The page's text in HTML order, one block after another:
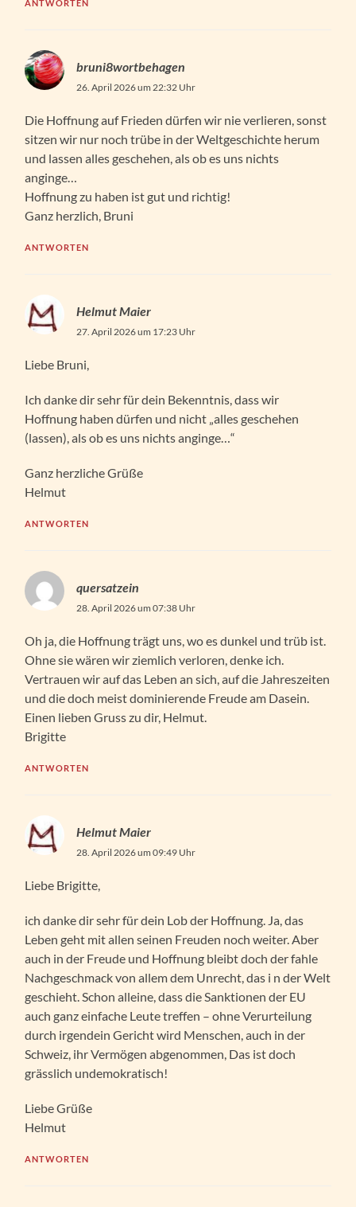
ANTWORTEN
bruni8wortbehagen
26. April 2026 um 22:32 Uhr
Die Hoffnung auf Frieden dürfen wir nie verlieren, sonst
sitzen wir nur noch trübe in der Weltgeschichte herum
und lassen alles geschehen, als ob es uns nichts
anginge…
Hoffnung zu haben ist gut und richtig!
Ganz herzlich, Bruni
ANTWORTEN
Helmut Maier
27. April 2026 um 17:23 Uhr
Liebe Bruni,
Ich danke dir sehr für dein Bekenntnis, dass wir
Hoffnung haben dürfen und nicht „alles geschehen
(lassen), als ob es uns nichts anginge…“
Ganz herzliche Grüße
Helmut
ANTWORTEN
quersatzein
28. April 2026 um 07:38 Uhr
Oh ja, die Hoffnung trägt uns, wo es dunkel und trüb ist.
Ohne sie wären wir ziemlich verloren, denke ich.
Vertrauen wir auf das Leben an sich, auf die Jahreszeiten
und die doch meist dominierende Freude am Dasein.
Einen lieben Gruss zu dir, Helmut.
Brigitte
ANTWORTEN
Helmut Maier
28. April 2026 um 09:49 Uhr
Liebe Brigitte,
ich danke dir sehr für dein Lob der Hoffnung. Ja, das
Leben geht mit allen seinen Freuden noch weiter. Aber
auch in der Freude und Hoffnung bleibt doch der fahle
Nachgeschmack von allem dem Unrecht, das i n der Welt
geschieht. Schon alleine, dass die Sanktionen der EU
auch ganz einfache Leute treffen – ohne Verurteilung
durch irgendein Gericht wird Menschen, auch in der
Schweiz, ihr Vermögen abgenommen, Das ist doch
grässlich undemokratisch!
Liebe Grüße
Helmut
ANTWORTEN